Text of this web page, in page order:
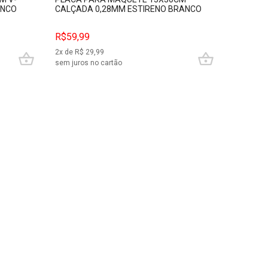
CALÇADA 0,28MM ESTIRENO BRANCO
R$59,99
2x de R$ 29,99
sem juros no cartão